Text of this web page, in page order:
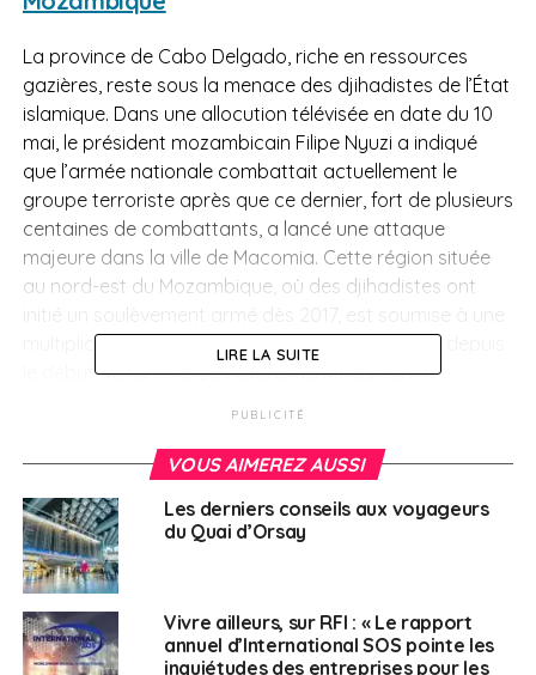
La province de Cabo Delgado, riche en ressources
gazières, reste sous la menace des djihadistes de l’État
islamique. Dans une allocution télévisée en date du 10
mai, le président mozambicain Filipe Nyuzi a indiqué
que l’armée nationale combattait actuellement le
groupe terroriste après que ce dernier, fort de plusieurs
centaines de combattants, a lancé une attaque
majeure dans la ville de Macomia. Cette région située
au nord-est du Mozambique, où des djihadistes ont
multiplication des attaques du groupe islamiste depuis
le début de l’année. Des événements qui sont à
d’Afrique australe engagée au Cabo Delgado (la
Samim) et dont le mandat prend fin en juillet prochain.
Dans un tel contexte, il est fortement recommandé de
reporter tout déplacement dans cette région du
Mozambique.
Tchad
LIRE LA SUITE
PUBLICITÉ
VOUS AIMEREZ AUSSI
Les derniers conseils aux voyageurs
du Quai d’Orsay
Vivre ailleurs, sur RFI : « Le rapport
annuel d’International SOS pointe les
inquiétudes des entreprises pour les